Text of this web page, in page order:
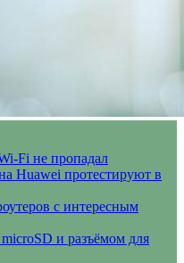
Fi не пропадал
Huawei протестируют в
с интересным
и разъёмом для